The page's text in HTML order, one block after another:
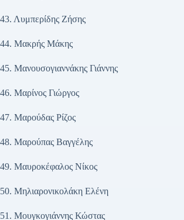
43. Λυμπερίδης Ζήσης
44. Μακρής Μάκης
45. Μανουσογιαννάκης Γιάννης
46. Μαρίνος Γιώργος
47. Μαρούδας Ρίζος
48. Μαρούπας Βαγγέλης
49. Μαυροκέφαλος Νίκος
50. Μηλιαρονικολάκη Ελένη
51. Μουγκογιάννης Κώστας